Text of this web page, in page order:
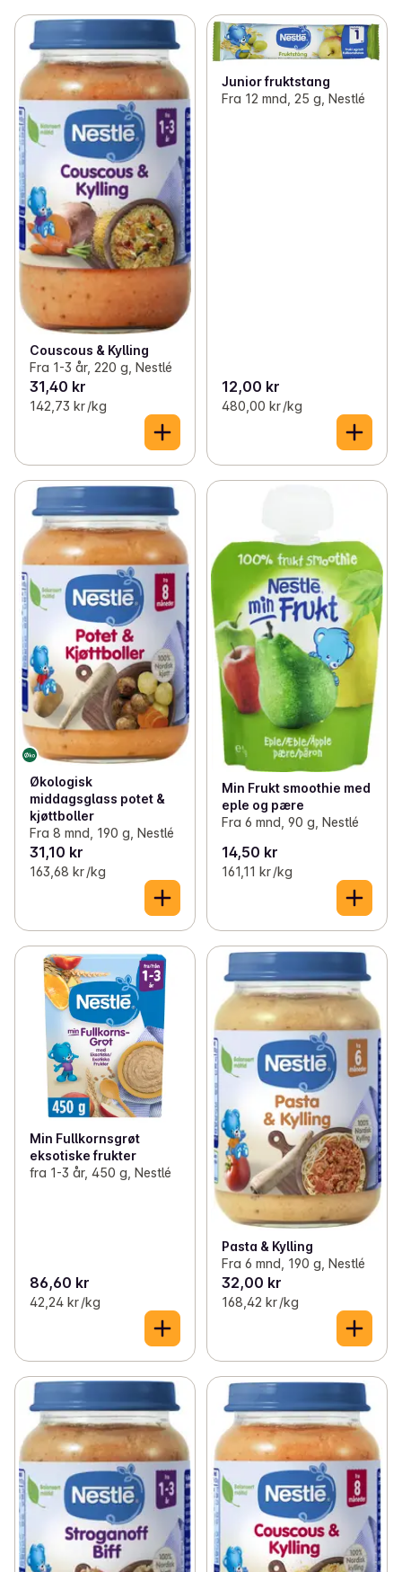
Couscous & Kylling
Fra 1-3 år, 220 g, Nestlé
31,40 kr
142,73 kr /kg
Junior fruktstang
Fra 12 mnd, 25 g, Nestlé
12,00 kr
480,00 kr /kg
Økologisk
middagsglass potet &
kjøttboller
Fra 8 mnd, 190 g, Nestlé
31,10 kr
163,68 kr /kg
Min Frukt smoothie med
eple og pære
Fra 6 mnd, 90 g, Nestlé
14,50 kr
161,11 kr /kg
Min Fullkornsgrøt
eksotiske frukter
fra 1-3 år, 450 g, Nestlé
86,60 kr
42,24 kr /kg
Pasta & Kylling
Fra 6 mnd, 190 g, Nestlé
32,00 kr
168,42 kr /kg